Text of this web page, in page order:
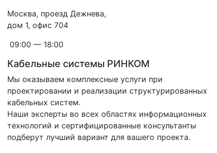
Москва, проезд Дежнева,
дом 1, офис 704
09:00 — 18:00
Кабельные системы РИНКОМ
Мы оказываем комплексные услуги при
проектировании и реализации структурированных
кабельных систем.
Наши эксперты во всех областях информационных
технологий и сертифицированные консультанты
подберут лучший вариант для вашего проекта.